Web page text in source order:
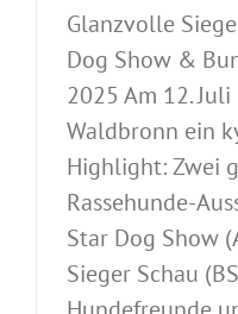
Glanzvolle
Dog Show &
2025 Am 12.
Waldbronn ein
Highlight: Zwei
Rassehunde-
Star Dog Show
Sieger Schau